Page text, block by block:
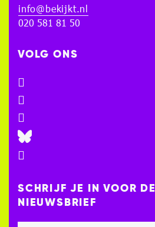
info@bekijkt.nl
020 581 81 50
VOLG ONS
SCHRIJF JE IN VOOR DE
NIEUWSBRIEF